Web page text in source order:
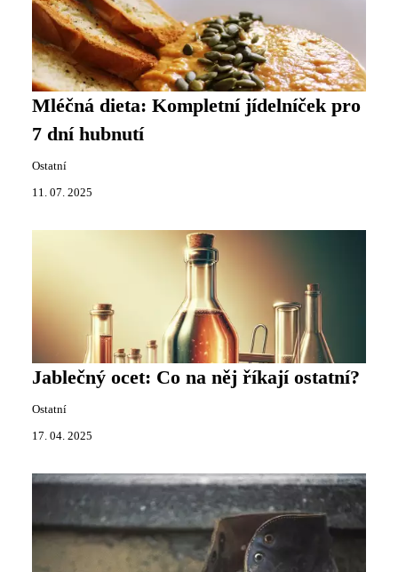
Mléčná dieta: Kompletní jídelníček pro
7 dní hubnutí
Ostatní
11. 07. 2025
Jablečný ocet: Co na něj říkají ostatní?
Ostatní
17. 04. 2025